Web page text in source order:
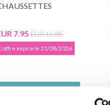
7.95 EUR 15.85
expire le 31/08/2026